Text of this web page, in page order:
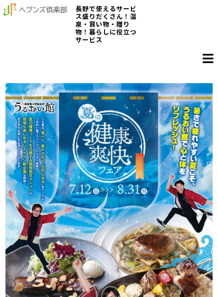
長野で使えるサービ
ス盛りだくさん！温
泉・買い物・贈り
物！暮らしに役立つ
サービス